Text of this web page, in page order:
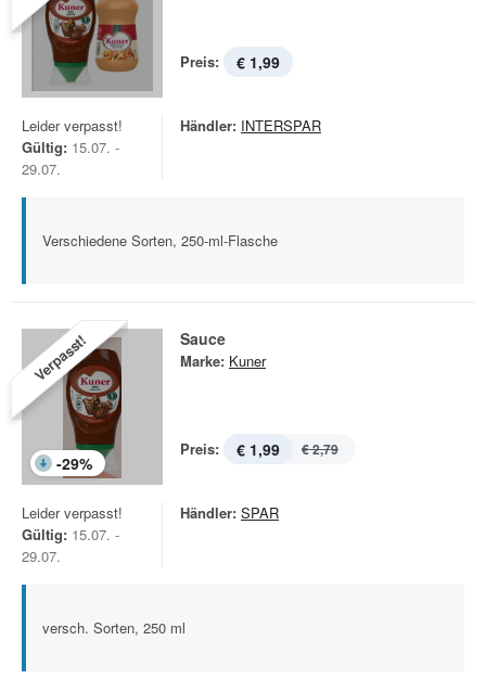
Preis: € 1,99
Leider verpasst!
Gültig: 15.07. -
29.07.
Händler: INTERSPAR
Verschiedene Sorten, 250-ml-Flasche
Verpasst!
-29%
Sauce
Marke: Kuner
Preis: € 1,99 € 2,79
Leider verpasst!
Gültig: 15.07. -
29.07.
Händler: SPAR
versch. Sorten, 250 ml